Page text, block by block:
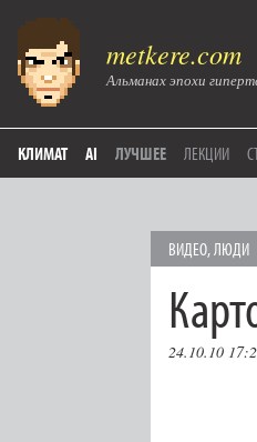
metkere.com
Альманах эпохи
КЛИМАТ AI ЛУЧШЕЕ ЛЕКЦИИ
ВИДЕО,ЛЮДИ
24.10.10